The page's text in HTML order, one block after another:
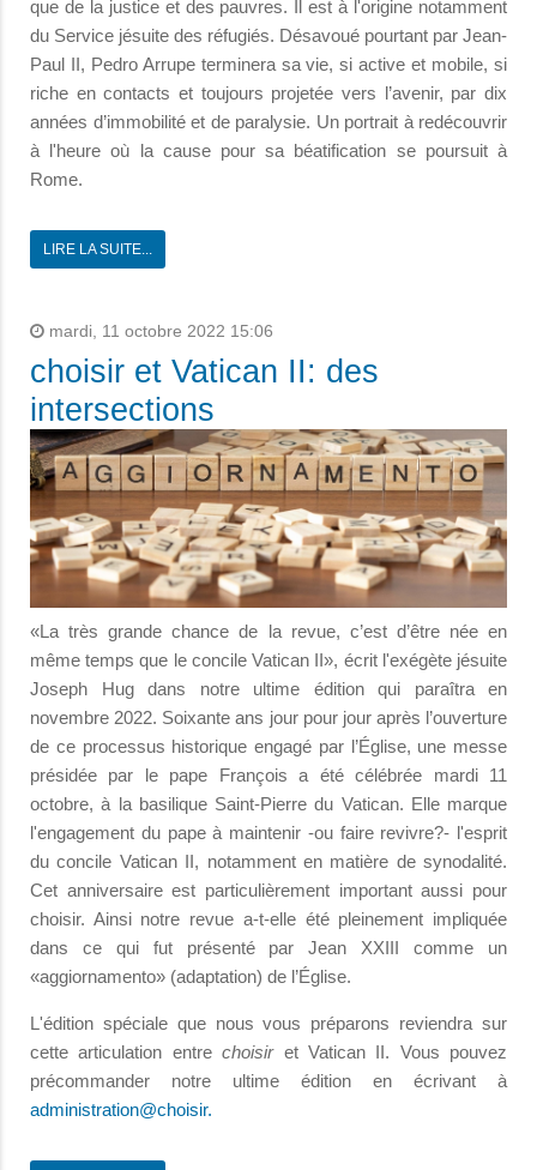
que de la justice et des pauvres. Il est à l'origine notamment
du Service jésuite des réfugiés. Désavoué pourtant par Jean-
Paul II, Pedro Arrupe terminera sa vie, si active et mobile, si
riche en contacts et toujours projetée vers l’avenir, par dix
années d’immobilité et de paralysie. Un portrait à redécouvrir
à l'heure où la cause pour sa béatification se poursuit à
Rome.
LIRE LA SUITE...
mardi, 11 octobre 2022 15:06
choisir et Vatican II: des
intersections
«La très grande chance de la revue, c’est d’être née en
même temps que le concile Vatican II», écrit l'exégète jésuite
Joseph Hug dans notre ultime édition qui paraîtra en
novembre 2022. Soixante ans jour pour jour après l’ouverture
de ce processus historique engagé par l’Église, une messe
présidée par le pape François a été célébrée mardi 11
octobre, à la basilique Saint-Pierre du Vatican. Elle marque
l'engagement du pape à maintenir -ou faire revivre?- l'esprit
du concile Vatican II, notamment en matière de synodalité.
Cet anniversaire est particulièrement important aussi pour
choisir. Ainsi notre revue a-t-elle été pleinement impliquée
dans ce qui fut présenté par Jean XXIII comme un
«aggiornamento» (adaptation) de l’Église.
L'édition spéciale que nous vous préparons reviendra sur
cette articulation entrechoisiret Vatican II. Vous pouvez
précommander notre ultime édition en écrivant à
administration@choisir.